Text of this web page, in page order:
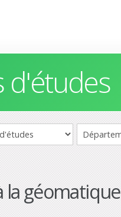
d'études
la géomatique